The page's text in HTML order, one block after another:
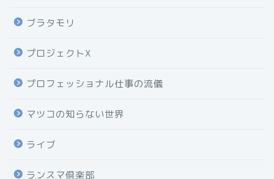
ブラタモリ
プロジェクトX
プロフェッショナル仕事の流儀
マツコの知らない世界
ライブ
ランスマ倶楽部